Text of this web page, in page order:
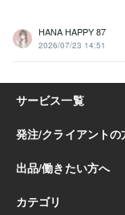
HANA HAPPY 87
2026/07/23 14:51